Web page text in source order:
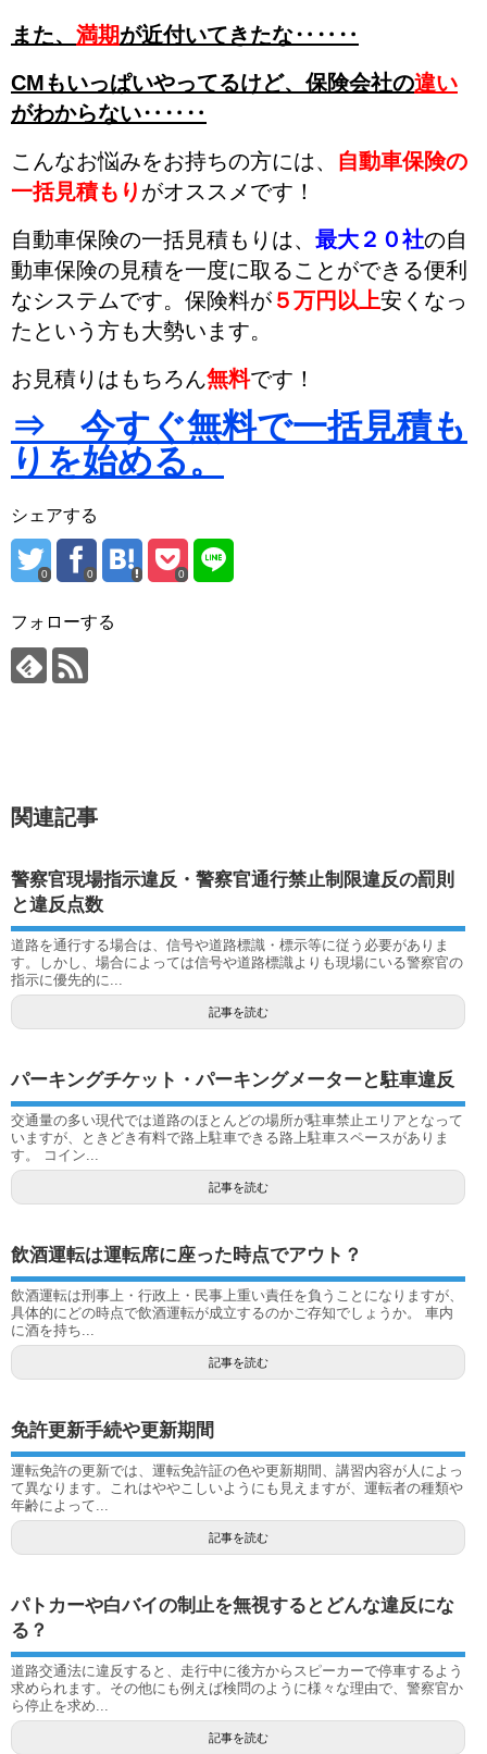
また、 満期が近付いてきたな‥‥‥
CMもいっぱいやってるけど、保険会社の違い
がわからない‥‥‥
こんなお悩みをお持ちの方には、 自動車保険の
一括見積もり がオススメです！
自動車保険の一括見積もりは、 最大２０社の自
動車保険の見積を一度に取ることができる便利
なシステムです。 保険料が ５万円以上安くなっ
た という方も大勢います。
お見積りはもちろん無料です！
⇒ 今すぐ無料で一括見積も
りを始める。
シェアする
0 0 0
フォローする
関連記事
警察官現場指示違反・警察官通行禁止制限違反の罰則
と違反点数
道路を通行する場合は、信号や道路標識・標示等に従う必要がありま
す。しかし、場合によっては信号や道路標識よりも現場にいる警察官の
指示に優先的に...
記事を読む
パーキングチケット・パーキングメーターと駐車違反
交通量の多い現代では道路のほとんどの場所が駐車禁止エリアとなって
いますが、ときどき有料で路上駐車できる路上駐車スペースがありま
す。 コイン...
記事を読む
飲酒運転は運転席に座った時点でアウト？
飲酒運転は刑事上・行政上・民事上重い責任を負うことになりますが、
具体的にどの時点で飲酒運転が成立するのかご存知でしょうか。 車内
に酒を持ち...
記事を読む
免許更新手続や更新期間
運転免許の更新では、運転免許証の色や更新期間、講習内容が人によっ
て異なります。これはややこしいようにも見えますが、運転者の種類や
年齢によって...
記事を読む
パトカーや白バイの制止を無視するとどんな違反にな
る？
道路交通法に違反すると、走行中に後方からスピーカーで停車するよう
求められます。その他にも例えば検問のように様々な理由で、警察官か
ら停止を求め...
記事を読む